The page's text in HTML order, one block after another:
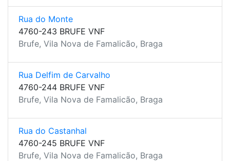
Rua do Monte
4760-243 BRUFE VNF
Brufe, Vila Nova de Famalicão, Braga
Rua Delfim de Carvalho
4760-244 BRUFE VNF
Brufe, Vila Nova de Famalicão, Braga
Rua do Castanhal
4760-245 BRUFE VNF
Brufe, Vila Nova de Famalicão, Braga